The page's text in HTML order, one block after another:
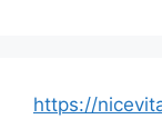
https://